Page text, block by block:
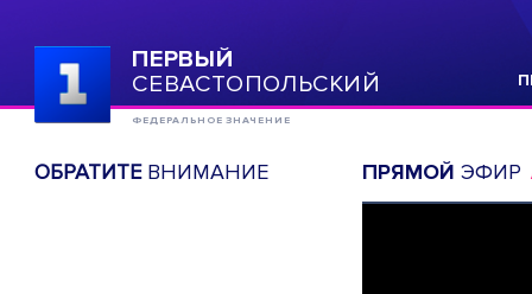
ПЕРВЫЙ
СЕВАСТОПОЛЬСКИЙ
ФЕДЕРАЛЬНОЕ ЗНАЧЕНИЕ
ОБРАТИТЕВНИМАНИЕ ПРЯМОЙ ЭФИР